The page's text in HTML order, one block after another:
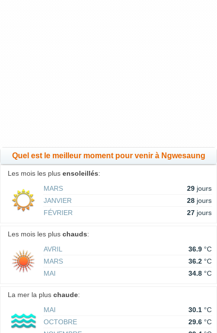
Quel est le meilleur moment pour venir à Ngwesaung
Les mois les plus ensoleillés:
MARS
29 jours
JANVIER
28 jours
FÉVRIER
27 jours
Les mois les plus chauds:
AVRIL
36.9 °C
MARS
36.2 °C
MAI
34.8 °C
La mer la plus chaude:
MAI
30.1 °C
OCTOBRE
29.6 °C